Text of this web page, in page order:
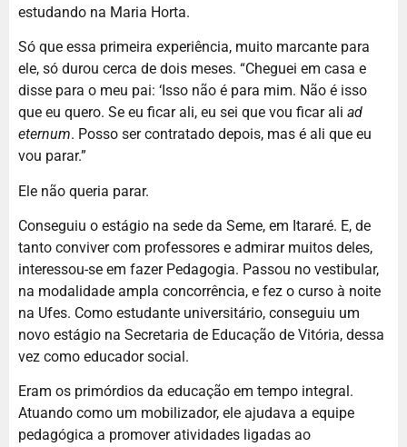
estudando na Maria Horta.
Só que essa primeira experiência, muito marcante para
ele, só durou cerca de dois meses. “Cheguei em casa e
disse para o meu pai: ‘Isso não é para mim. Não é isso
que eu quero. Se eu ficar ali, eu sei que vou ficar ali ad
eternum. Posso ser contratado depois, mas é ali que eu
vou parar.”
Ele não queria parar.
Conseguiu o estágio na sede da Seme, em Itararé. E, de
tanto conviver com professores e admirar muitos deles,
interessou-se em fazer Pedagogia. Passou no vestibular,
na modalidade ampla concorrência, e fez o curso à noite
na Ufes. Como estudante universitário, conseguiu um
novo estágio na Secretaria de Educação de Vitória, dessa
vez como educador social.
Eram os primórdios da educação em tempo integral.
Atuando como um mobilizador, ele ajudava a equipe
pedagógica a promover atividades ligadas ao